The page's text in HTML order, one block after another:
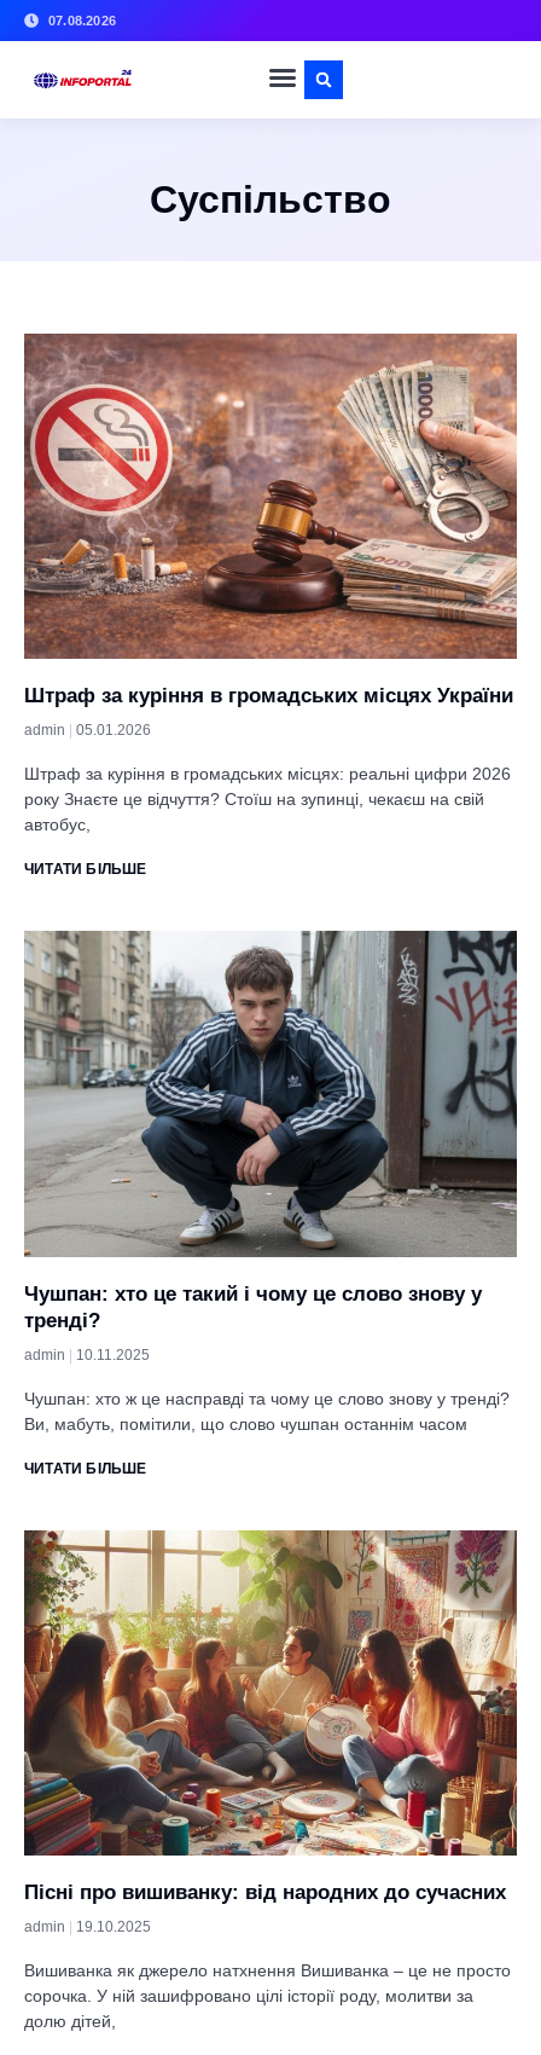
07.08.2026
Суспільство
Штраф за куріння в громадських місцях України
admin 05.01.2026
Штраф за куріння в громадських місцях: реальні цифри 2026
року Знаєте це відчуття? Стоїш на зупинці, чекаєш на свій
автобус,
ЧИТАТИ БІЛЬШЕ
Чушпан: хто це такий і чому це слово знову у
тренді?
admin 10.11.2025
Чушпан: хто ж це насправді та чому це слово знову у тренді?
Ви, мабуть, помітили, що слово чушпан останнім часом
ЧИТАТИ БІЛЬШЕ
Пісні про вишиванку: від народних до сучасних
admin 19.10.2025
Вишиванка як джерело натхнення Вишиванка – це не просто
сорочка. У ній зашифровано цілі історії роду, молитви за
долю дітей,